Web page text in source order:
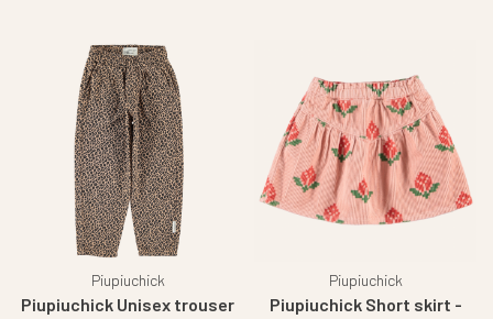
Piupiuchick
Piupiuchick Unisex trouser
Piupiuchick
Piupiuchick Short skirt -